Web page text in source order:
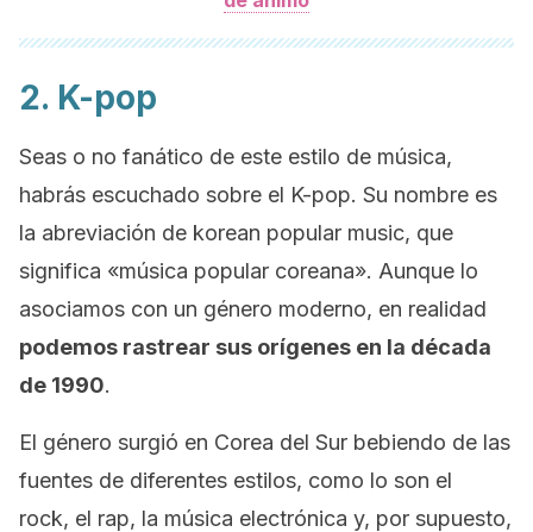
2. K-pop
Seas o no fanático de este estilo de música,
habrás escuchado sobre el K-pop. Su nombre es
la abreviación de korean popular music, que
significa «música popular coreana». Aunque lo
asociamos con un género moderno, en realidad
podemos rastrear sus orígenes en la década
de 1990.
El género surgió en Corea del Sur bebiendo de las
fuentes de diferentes estilos, como lo son el
rock, el rap, la música electrónica y, por supuesto,